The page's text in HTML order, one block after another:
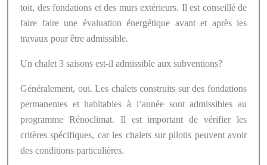
toit, des fondations et des murs extérieurs. Il est conseillé de
faire faire une évaluation énergétique avant et après les
travaux pour être admissible.
Un chalet 3 saisons est-il admissible aux subventions?
Généralement, oui. Les chalets construits sur des fondations
permanentes et habitables à l’année sont admissibles au
programme Rénoclimat. Il est important de vérifier les
critères spécifiques, car les chalets sur pilotis peuvent avoir
des conditions particulières.